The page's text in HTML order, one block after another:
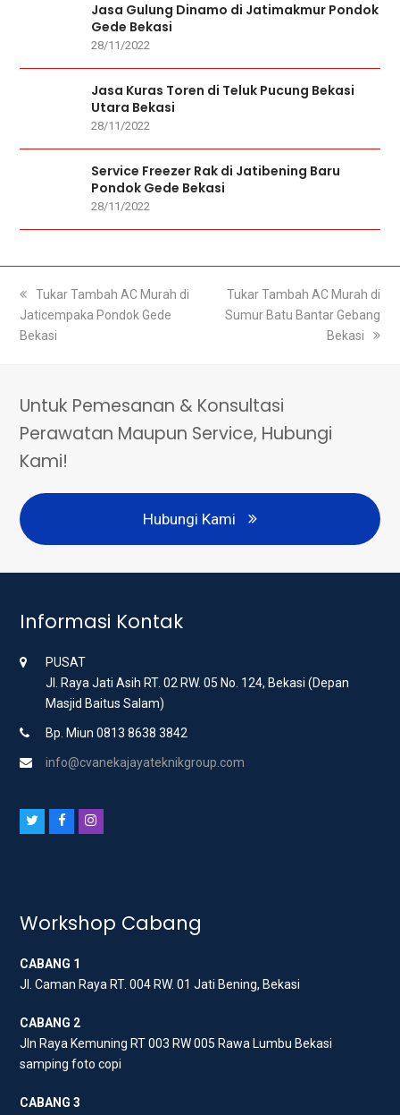
Jasa Gulung Dinamo di Jatimakmur Pondok
Gede Bekasi
28/11/2022
Jasa Kuras Toren di Teluk Pucung Bekasi
Utara Bekasi
28/11/2022
Service Freezer Rak di Jatibening Baru
Pondok Gede Bekasi
28/11/2022
previous
post:
Tukar Tambah AC Murah di
Jaticempaka Pondok Gede
Bekasi
next
post:
Tukar Tambah AC Murah di
Sumur Batu Bantar Gebang
Bekasi
Untuk Pemesanan & Konsultasi
Perawatan Maupun Service, Hubungi
Kami!
Hubungi Kami
Informasi Kontak
PUSAT
Jl. Raya Jati Asih RT. 02 RW. 05 No. 124, Bekasi (Depan
Masjid Baitus Salam)
Bp. Miun 0813 8638 3842
info@cvanekajayateknikgroup.com
t
r
b
o
k
a
a
Workshop Cabang
CABANG 1
Jl. Caman Raya RT. 004 RW. 01 Jati Bening, Bekasi
CABANG 2
Jln Raya Kemuning RT 003 RW 005 Rawa Lumbu Bekasi
samping foto copi
CABANG 3